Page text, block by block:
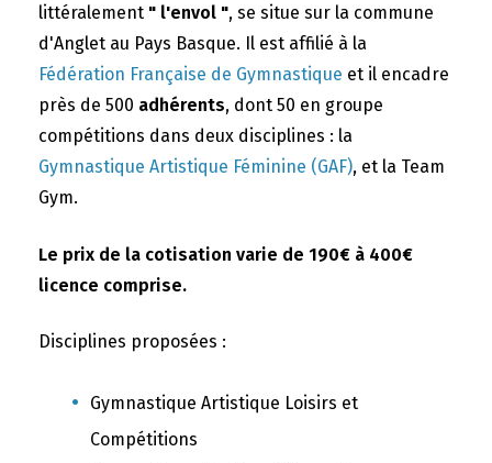
littéralement " l'envol ", se situe sur la commune
d'Anglet au Pays Basque. Il est affilié à la
Fédération Française de Gymnastique et il encadre
près de 500 adhérents, dont 50 en groupe
compétitions dans deux disciplines : la
Gymnastique Artistique Féminine (GAF), et la Team
Gym.
Le prix de la cotisation varie de 190€ à 400€
licence comprise.
Disciplines proposées :
Gymnastique Artistique Loisirs et
Compétitions